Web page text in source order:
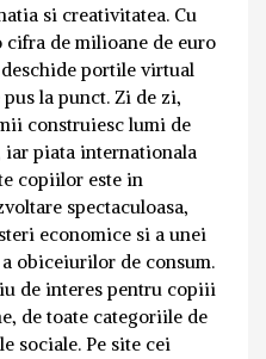
si creativitatea. Cu
de milioane de euro
portile virtual
la punct. Zi de zi,
construiesc lumi de
iar piata internationala
copiilor este in
spectaculoasa,
economice si a unei
obiceiurilor de consum.
de interes pentru copiii
de toate categoriile de
sociale. Pe site cei